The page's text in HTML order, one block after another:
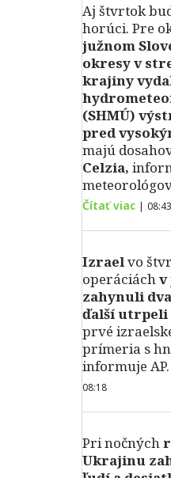
Aj štvrtok
horúci. Pre
južnom
okresy v
krajiny
(SHMÚ)
pred
majú
Celzia,
Čítať viac | 08:43
Izraelvo
operáciáchv
zahynuli
ďalší utrpeli
prvé
prímeria s
informuje AP.
08:18
Pri nočných
Ukrajinu